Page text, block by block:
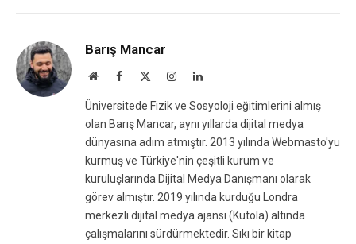
Barış Mancar
WebsiteFacebook InstagramLinkedIn
Üniversitede Fizik ve Sosyoloji eğitimlerini almış
olan Barış Mancar, aynı yıllarda dijital medya
dünyasına adım atmıştır. 2013 yılında Webmasto'yu
kurmuş ve Türkiye'nin çeşitli kurum ve
kuruluşlarında Dijital Medya Danışmanı olarak
görev almıştır. 2019 yılında kurduğu Londra
merkezli dijital medya ajansı (Kutola) altında
çalışmalarını sürdürmektedir. Sıkı bir kitap